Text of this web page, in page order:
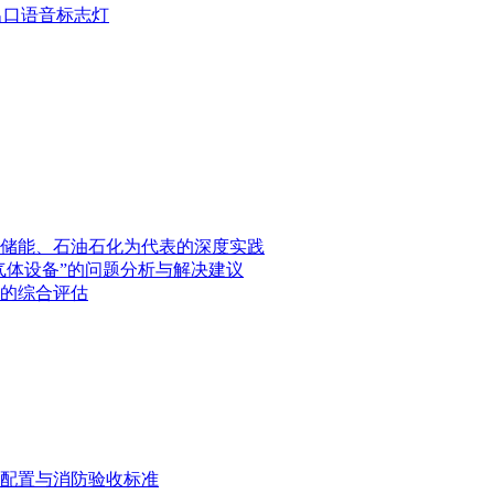
语音标志灯
能、石油石化为代表的深度实践
设备”的问题分析与解决建议
综合评估
置与消防验收标准